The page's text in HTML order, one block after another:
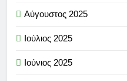
Αύγουστος 2025
Ιούλιος 2025
Ιούνιος 2025